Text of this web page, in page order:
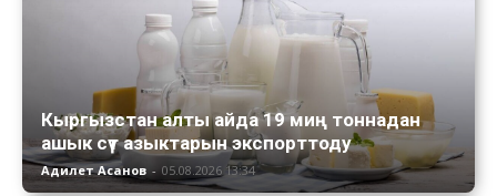
Кыргызстан алты айда 19 миң тоннадан
ашык сүт азыктарын экспорттоду
Адилет Асанов - 05.08.2026 13:34